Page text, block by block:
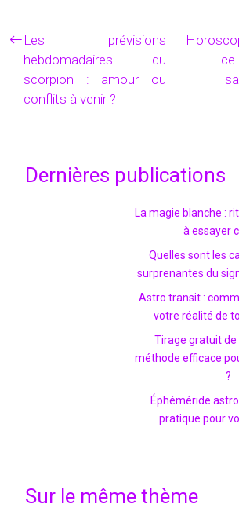
Les prévisions
hebdomadaires du
scorpion : amour ou
conflits à venir ?
ce
Dernières publications
La magie blanche :
à essayer
Quelles sont les
surprenantes du
Astro transit :
votre réalité de
Tirage gratuit de
méthode efficace
?
Éphéméride
pratique pour
Sur le même thème